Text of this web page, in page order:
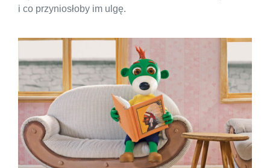
i co przyniosłoby im ulgę.